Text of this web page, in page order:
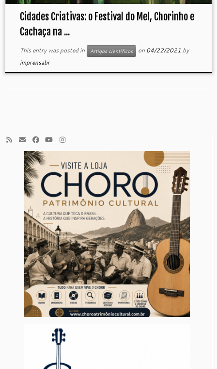
Cidades Criativas: o Festival do Mel, Chorinho e
Cachaça na ...
This entry was posted in Artigos científicos on 04/22/2021 by
imprensabr